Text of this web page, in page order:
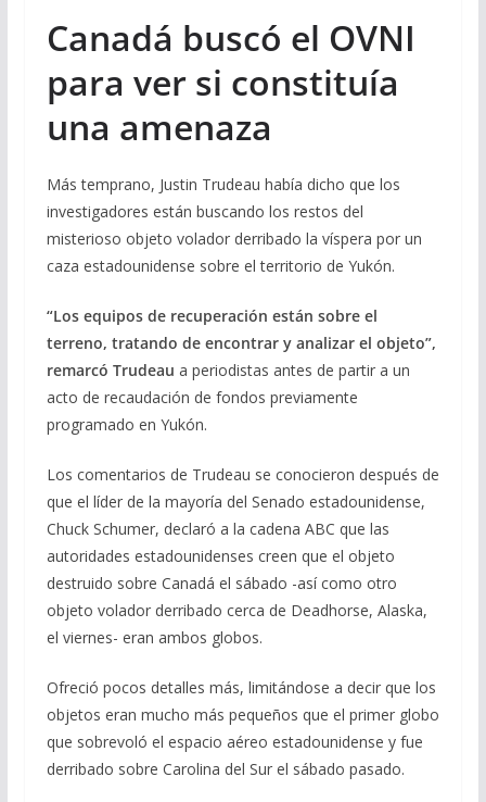
Canadá buscó el OVNI
para ver si constituía
una amenaza
Más temprano, Justin Trudeau había dicho que los
investigadores están buscando los restos del
misterioso objeto volador derribado la víspera por un
caza estadounidense sobre el territorio de Yukón.
“Los equipos de recuperación están sobre el
terreno, tratando de encontrar y analizar el objeto”,
remarcó Trudeau a periodistas antes de partir a un
acto de recaudación de fondos previamente
programado en Yukón.
Los comentarios de Trudeau se conocieron después de
que el líder de la mayoría del Senado estadounidense,
Chuck Schumer, declaró a la cadena ABC que las
autoridades estadounidenses creen que el objeto
destruido sobre Canadá el sábado -así como otro
objeto volador derribado cerca de Deadhorse, Alaska,
el viernes- eran ambos globos.
Ofreció pocos detalles más, limitándose a decir que los
objetos eran mucho más pequeños que el primer globo
que sobrevoló el espacio aéreo estadounidense y fue
derribado sobre Carolina del Sur el sábado pasado.